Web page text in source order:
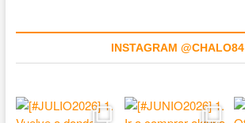
INSTAGRAM @CHALO84